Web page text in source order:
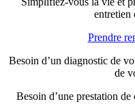
entretien
Prendre
Besoin d’un diagnostic de
de
Besoin d’une prestation